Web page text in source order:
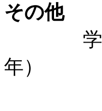
その他
学会・
年）